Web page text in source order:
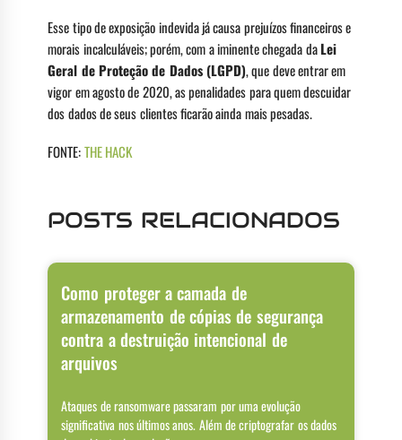
Esse tipo de exposição indevida já causa prejuízos financeiros e
morais incalculáveis; porém, com a iminente chegada daLei
Geral de Proteção de Dados (LGPD), que deve entrar em
vigor em agosto de 2020, as penalidades para quem descuidar
dos dados de seus clientes ficarão ainda mais pesadas.
FONTE:THE HACK
POSTS RELACIONADOS
Como proteger a camada de
armazenamento de cópias de segurança
contra a destruição intencional de
arquivos
Ataques de ransomware passaram por uma evolução
significativa nos últimos anos. Além de criptografar os dados